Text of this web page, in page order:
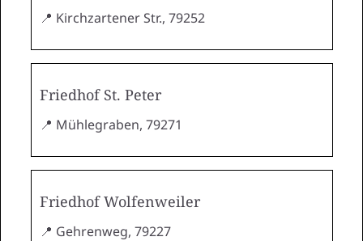
📍 Kirchzartener Str., 79252
Friedhof St. Peter
📍 Mühlegraben, 79271
Friedhof Wolfenweiler
📍 Gehrenweg, 79227